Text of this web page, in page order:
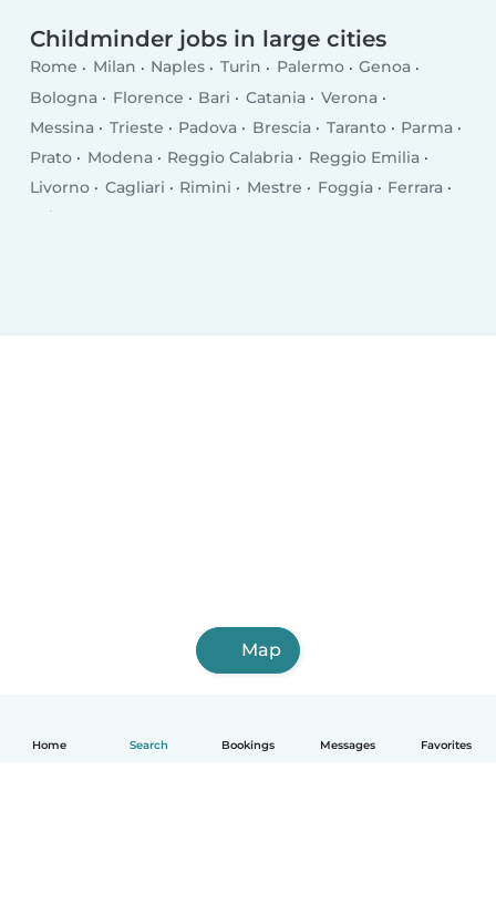
Home Search Bookings Messages Favorites
Childminder jobs in large cities
Rome Milan Naples Turin Palermo
Genoa
Bologna
Florence Bari Catania
Verona
Messina
Trieste Padova Brescia Taranto
Parma
Prato
Modena Reggio Calabria
Reggio Emilia
Livorno
Cagliari Rimini Mestre Foggia
Ferrara
Salerno
Map